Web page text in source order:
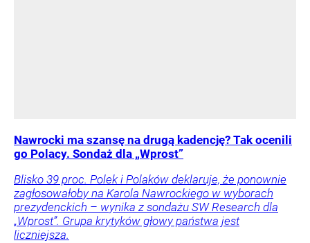
Nawrocki ma szansę na drugą kadencję? Tak ocenili
go Polacy. Sondaż dla „Wprost”
Blisko 39 proc. Polek i Polaków deklaruje, że ponownie
zagłosowałoby na Karola Nawrockiego w wyborach
prezydenckich – wynika z sondażu SW Research dla
„Wprost”. Grupa krytyków głowy państwa jest
liczniejsza.